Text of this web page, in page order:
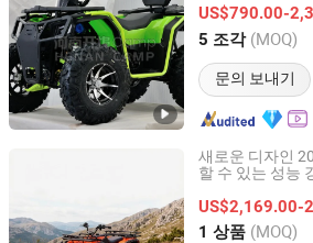
US$790.00-
5 조각 (MOQ)
문의 보내기
Henan, China 이후 2023
새로운 디자인
할 수 있는 성능
US$2,169.00-
1 상품 (MOQ)
Chongqing Yankun Import and
Chongqing, China 이후